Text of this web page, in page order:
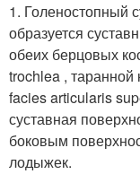
1. Голеностопный
образуется
обеих берцовых
trochlea , таранной
facies articularis
суставная
боковым
лодыжек.